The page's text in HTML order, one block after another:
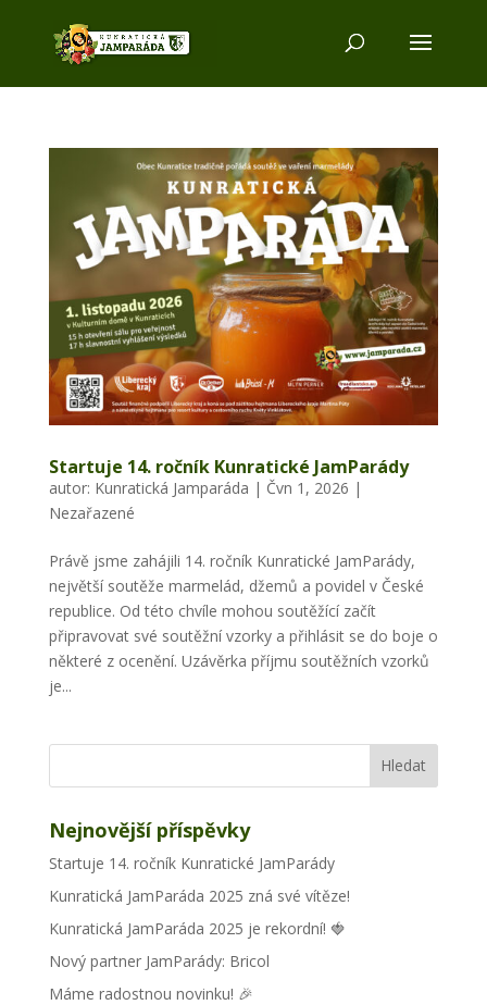
Startuje 14. ročník Kunratické JamParády
autor: Kunratická Jamparáda | Čvn 1, 2026 |
Nezařazené
Právě jsme zahájili 14. ročník Kunratické JamParády,
největší soutěže marmelád, džemů a povidel v České
republice. Od této chvíle mohou soutěžící začít
připravovat své soutěžní vzorky a přihlásit se do boje o
některé z ocenění. Uzávěrka příjmu soutěžních vzorků
je...
Nejnovější příspěvky
Startuje 14. ročník Kunratické JamParády
Kunratická JamParáda 2025 zná své vítěze!
Kunratická JamParáda 2025 je rekordní! 🍓
Nový partner JamParády: Bricol
Máme radostnou novinku! 🎉